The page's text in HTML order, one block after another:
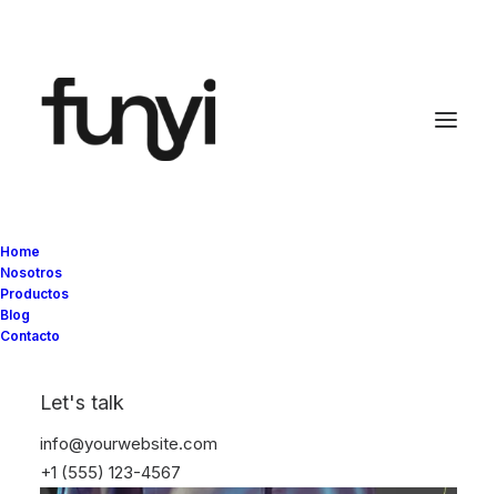
Home
Nosotros
Productos
Blog
Contacto
Let's talk
info@yourwebsite.com
+1 (555) 123-4567